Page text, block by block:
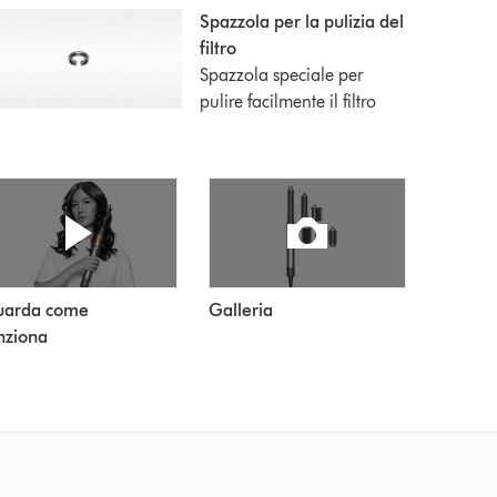
Spazzola per la pulizia del
filtro
Spazzola speciale per
pulire facilmente il filtro
come
Galleria